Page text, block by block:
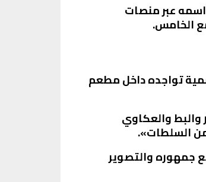
اسمه عبر منصات
الخامس.
تواجده داخل مطعم
والبط والعكاوي
من السلطات».
جمهوره والتصوير